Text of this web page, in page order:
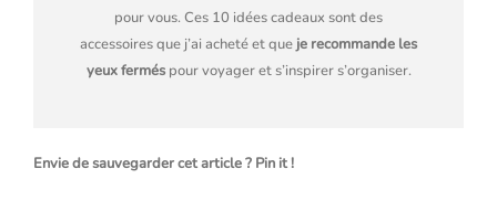
pour vous. Ces 10 idées cadeaux sont des
accessoires que j’ai acheté et queje recommande les
yeux ferméspour voyager et s’inspirer s’organiser.
Envie de sauvegarder cet article ? Pin it !